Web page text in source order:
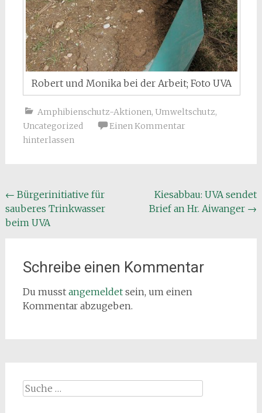
Robert und Monika bei der Arbeit; Foto UVA
Amphibienschutz-Aktionen, Umweltschutz,
Uncategorized
Einen Kommentar
hinterlassen
Beitragsnavigation
← Bürgerinitiative für
sauberes Trinkwasser
beim UVA
Kiesabbau: UVA sendet
Brief an Hr. Aiwanger →
Schreibe einen Kommentar
Du musst angemeldetsein, um einen
Kommentar abzugeben.
Suche
nach: